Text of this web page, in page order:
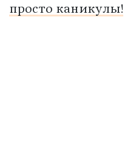
просто каникулы!